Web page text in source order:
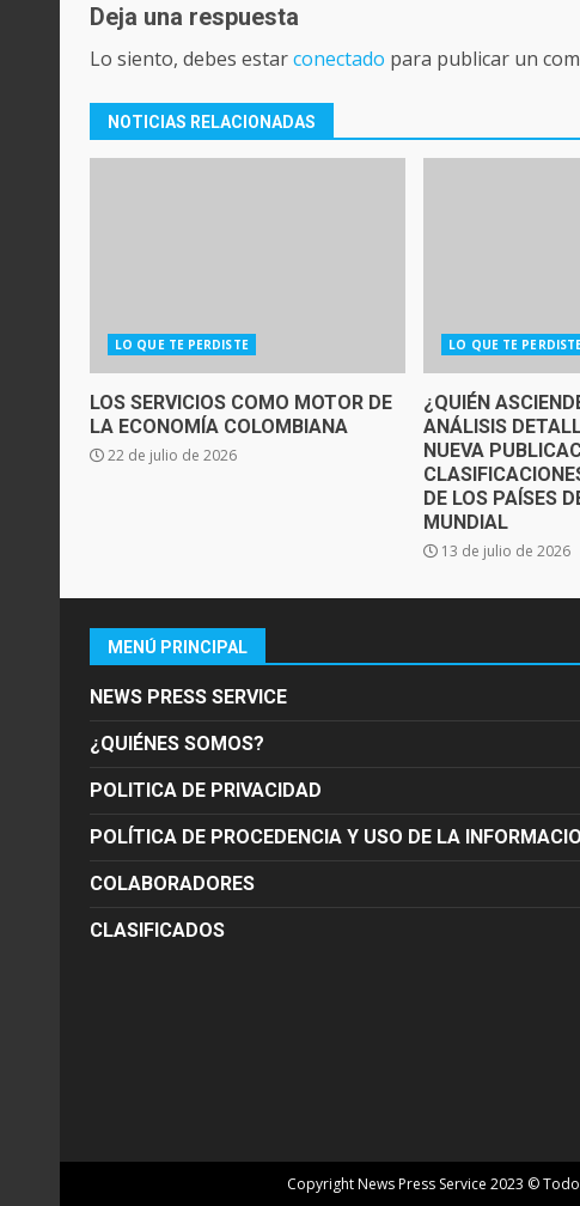
Deja una respuesta
Lo siento, debes estarconectado para publicar un
NOTICIAS RELACIONADAS
LO QUE TE PERDISTE
LOS SERVICIOS COMO MOTOR DE
LA ECONOMÍA COLOMBIANA
22 de julio de 2026
LO QUE TE
¿QUIÉN
ANÁLISIS
NUEVA
DE LOS PAÍSES
MUNDIAL
13 de julio de 2026
MENÚ PRINCIPAL
NEWS PRESS SERVICE
¿QUIÉNES SOMOS?
POLITICA DE PRIVACIDAD
POLÍTICA DE PROCEDENCIA Y USO DE LA
COLABORADORES
CLASIFICADOS
Copyright News Press Service 2023 ©